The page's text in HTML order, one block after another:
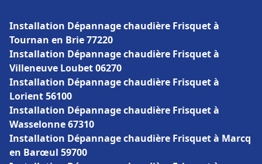
Installation Dépannage chaudière Frisquet à
Tournan en Brie 77220
Installation Dépannage chaudière Frisquet à
Villeneuve Loubet 06270
Installation Dépannage chaudière Frisquet à
Lorient 56100
Installation Dépannage chaudière Frisquet à
Wasselonne 67310
Installation Dépannage chaudière Frisquet à Marcq
en Barœul 59700